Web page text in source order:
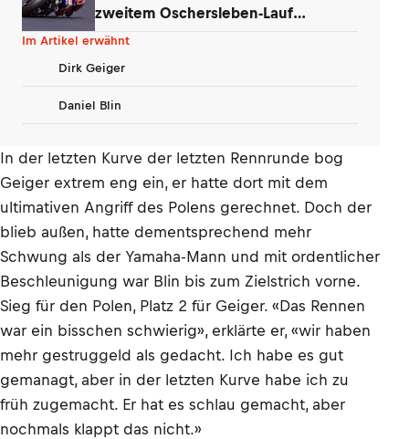
zweitem Oschersleben-Lauf
disqualifiziert
Im Artikel erwähnt
Dirk Geiger
Daniel Blin
In der letzten Kurve der letzten Rennrunde bog
Geiger extrem eng ein, er hatte dort mit dem
ultimativen Angriff des Polens gerechnet. Doch der
blieb außen, hatte dementsprechend mehr
Schwung als der Yamaha-Mann und mit ordentlicher
Beschleunigung war Blin bis zum Zielstrich vorne.
Sieg für den Polen, Platz 2 für Geiger. «Das Rennen
war ein bisschen schwierig», erklärte er, «wir haben
mehr gestruggeld als gedacht. Ich habe es gut
gemanagt, aber in der letzten Kurve habe ich zu
früh zugemacht. Er hat es schlau gemacht, aber
nochmals klappt das nicht.»